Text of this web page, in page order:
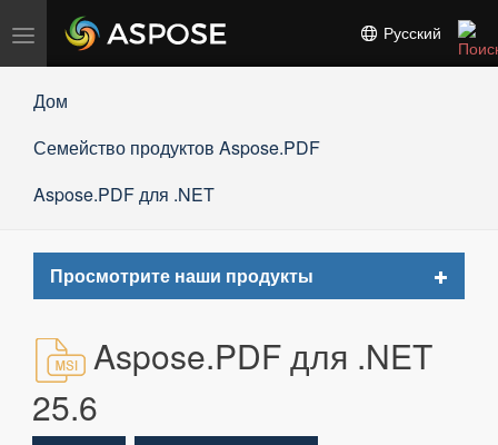
Переключить
навигацию
Русский
Дом
Семейство продуктов Aspose.PDF
Aspose.PDF для .NET
Просмотрите наши продукты
Toggle
Aspose.PDF для .NET
25.6